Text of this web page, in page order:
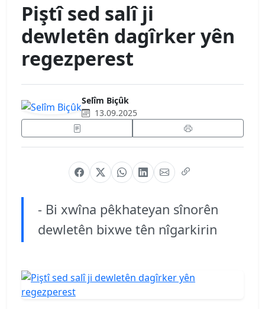
Piştî sed salî ji
dewletên dagîrker yên
regezperest
Selîm Biçûk
13.09.2025
- Bi xwîna pêkhateyan sînorên
dewletên bixwe tên nîgarkirin